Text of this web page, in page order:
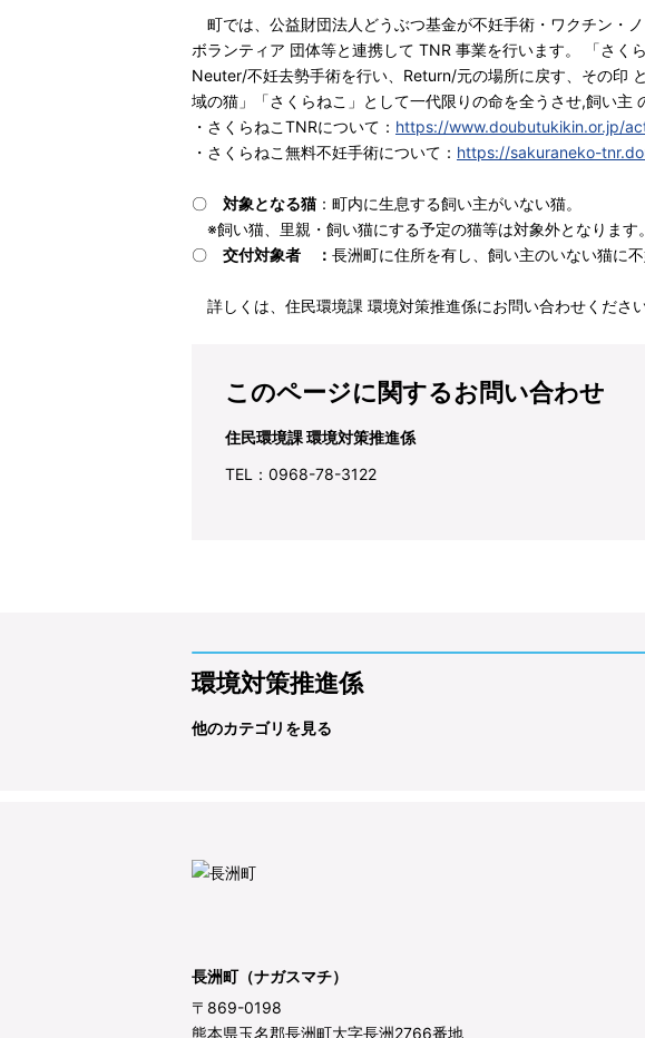
町では、公益財団法人どうぶつ基金が不妊手術・ワクチン・
ボランティア 団体等と連携して TNR 事業を行います。 「さく
Neuter/不妊去勢手術を行い、Return/元の場所に戻す、その印
域の猫」「さくらねこ」として一代限りの命を全うさせ,飼い主
・さくらねこTNRについて： https://www.doubutukikin.or.jp/
・さくらねこ無料不妊手術について： https://sakuraneko-
〇 対象となる猫 ：町内に生息する飼い主がいない猫。
※飼い猫、里親・飼い猫にする予定の猫等は対象外となります。
〇 交付対象者 ： 長洲町に住所を有し、飼い主のいない猫に
詳しくは、住民環境課 環境対策推進係にお問い合わせください
このページに関するお問い合わせ
住民環境課 環境対策推進係
TEL：0968-78-3122
環境対策推進係
他のカテゴリを見る
長洲町（ナガスマチ）
〒869-0198
熊本県玉名郡長洲町大字長洲2766番地